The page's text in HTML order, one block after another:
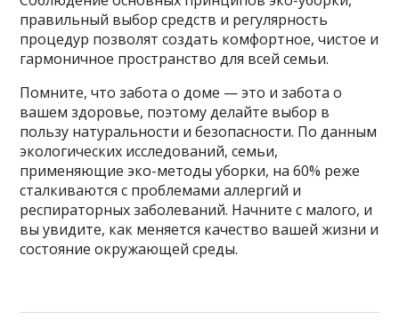
правильный выбор средств и регулярность
процедур позволят создать комфортное, чистое и
гармоничное пространство для всей семьи.
Помните, что забота о доме — это и забота о
вашем здоровье, поэтому делайте выбор в
пользу натуральности и безопасности. По данным
экологических исследований, семьи,
применяющие эко-методы уборки, на 60% реже
сталкиваются с проблемами аллергий и
респираторных заболеваний. Начните с малого, и
вы увидите, как меняется качество вашей жизни и
состояние окружающей среды.